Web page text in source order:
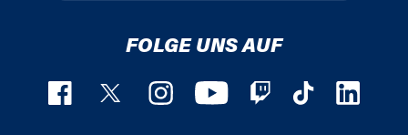
FOLGE UNS AUF